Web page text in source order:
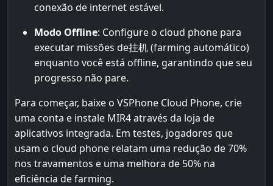
conexão de internet estável.
Modo Offline: Configure o cloud phone para
executar missões de挂机 (farming automático)
enquanto você está offline, garantindo que seu
progresso não pare.
Para começar, baixe o VSPhone Cloud Phone, crie
uma conta e instale MIR4 através da loja de
aplicativos integrada. Em testes, jogadores que
usam o cloud phone relatam uma redução de 70%
nos travamentos e uma melhora de 50% na
eficiência de farming.